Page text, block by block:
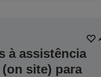
à assistência
site) para